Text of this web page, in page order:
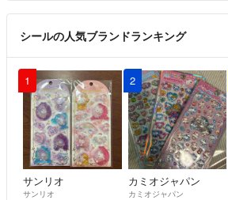
シールの人気ブランドランキング
1
サンリオ
サンリオ
2
カミオジャパン
カミオジャパン